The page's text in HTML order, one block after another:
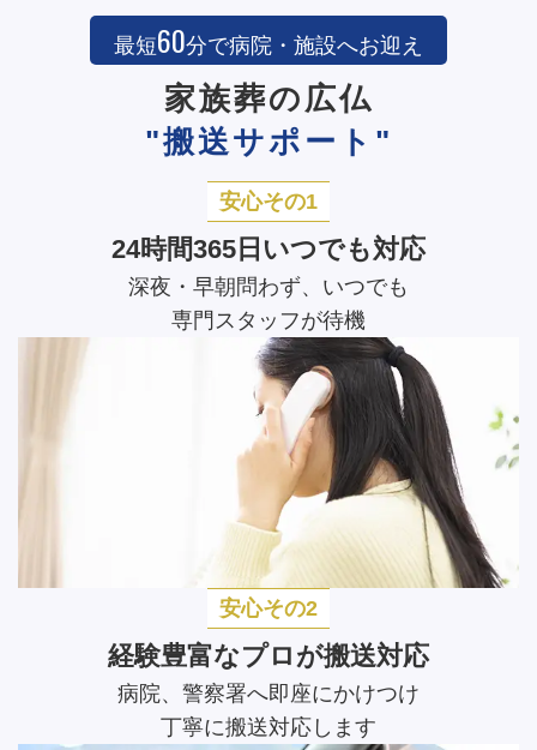
最短60分で病院・施設へお迎え
家族葬の広仏
"搬送サポート"
安心その1
24時間365日いつでも対応
深夜・早朝問わず、いつでも
専門スタッフが待機
安心その2
経験豊富なプロが搬送対応
病院、警察署へ即座にかけつけ
丁寧に搬送対応します